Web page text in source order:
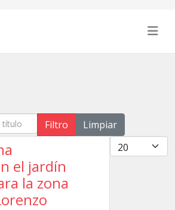
título Filtro
Limpiar
Cantidad
el jardín
la zona